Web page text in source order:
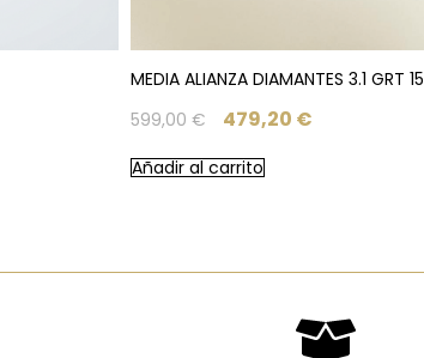
MEDIA ALIANZA DIAMANTES 3.1 GRT 15
599,00 € 479,20 €
Añadir al carrito